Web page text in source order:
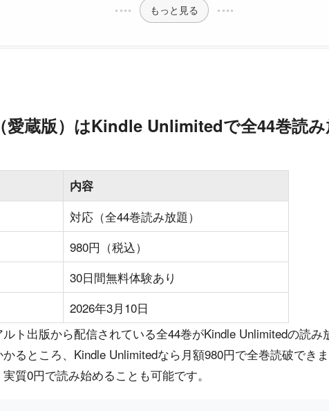
もっと見る
愛蔵版）はKindle Unlimitedで全44巻読
内容
対応（全44巻読み放題）
980円（税込）
30日間無料体験あり
2026年3月10日
ト出版から配信されている全44巻がKindle Unlimitedの読
るところ、Kindle Unlimitedなら月額980円で全巻読破でき
質0円で読み始めることも可能です。